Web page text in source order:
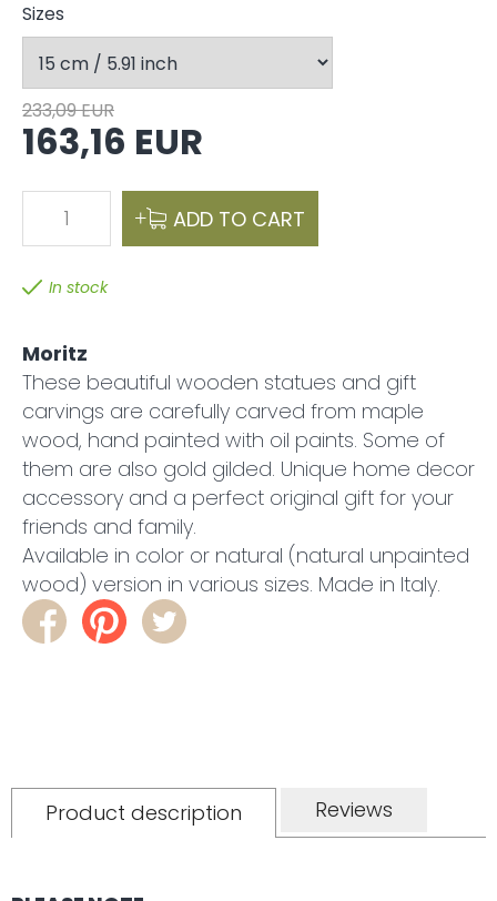
Sizes
233,09 EUR
163,16 EUR
1 ADD TO CART
In stock
Moritz
These beautiful wooden statues and gift
carvings are carefully carved from maple
wood, hand painted with oil paints. Some of
them are also gold gilded. Unique home decor
accessory and a perfect original gift for your
friends and family.
Available in color or natural (natural unpainted
wood) version in various sizes. Made in Italy.
Product description Reviews